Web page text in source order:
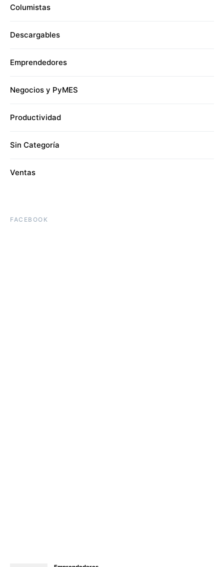
Columistas
Descargables
Emprendedores
Negocios y PyMES
Productividad
Sin Categoría
Ventas
FACEBOOK